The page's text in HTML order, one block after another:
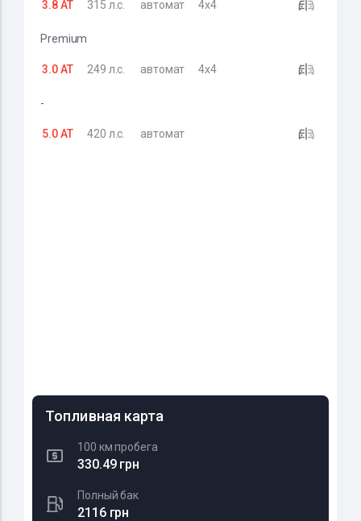
3.8 AT 315 л.с. автомат 4x4
Premium
3.0 AT 249 л.с. автомат 4x4
-
5.0 AT 420 л.с. автомат
Топливная карта
100 км пробега
330.49 грн
Полный бак
2116 грн